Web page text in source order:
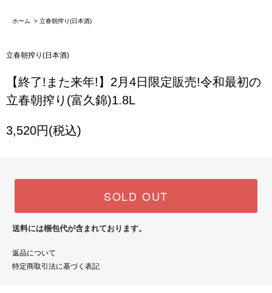
ホーム > 立春朝搾り(日本酒)
立春朝搾り(日本酒)
【終了!また来年!】2月4日限定販売!令和最初の
立春朝搾り(富久錦)1.8L
3,520円(税込)
SOLD OUT
送料には梱包代が含まれております。
返品について
特定商取引法に基づく表記